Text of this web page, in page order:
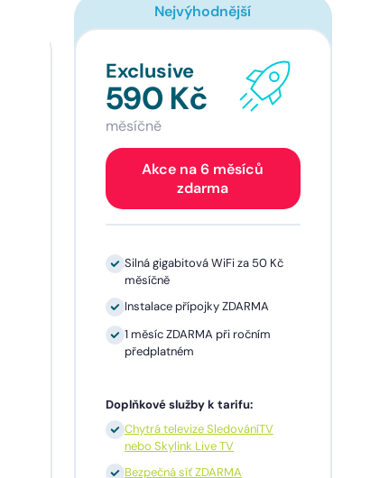
Nejvýhodnější
Exclusive
590 Kč
měsíčně
Akce na 6 měsíců
zdarma
Silná gigabitová WiFi za 50 Kč
měsíčně
Instalace přípojky ZDARMA
1 měsíc ZDARMA při ročním
předplatném
Doplňkové služby k tarifu:
Chytrá televize SledováníTV
nebo Skylink Live TV
Bezpečná síť ZDARMA